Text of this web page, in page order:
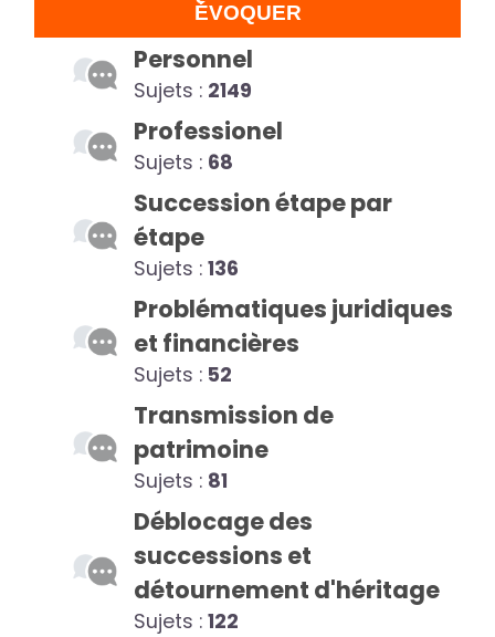
ÉVOQUER
Personnel
Sujets : 2149
Professionel
Sujets : 68
Succession étape par
étape
Sujets : 136
Problématiques juridiques
et financières
Sujets : 52
Transmission de
patrimoine
Sujets : 81
Déblocage des
successions et
détournement d'héritage
Sujets : 122